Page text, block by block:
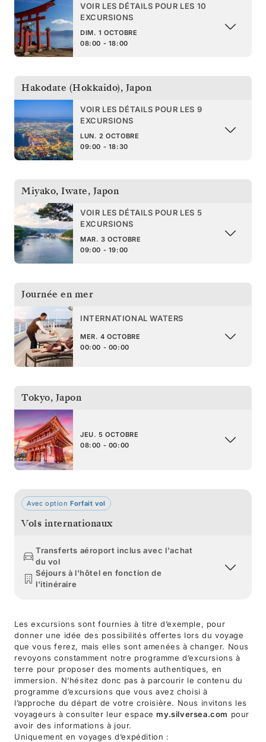
VOIR LES DÉTAILS POUR LES 10
EXCURSIONS
DIM. 1 OCTOBRE
08:00 - 18:00
Hakodate (Hokkaido), Japon
VOIR LES DÉTAILS POUR LES 9
EXCURSIONS
LUN. 2 OCTOBRE
09:00 - 18:30
Miyako, Iwate, Japon
VOIR LES DÉTAILS POUR LES 5
EXCURSIONS
MAR. 3 OCTOBRE
09:00 - 19:00
Journée en mer
INTERNATIONAL WATERS
MER. 4 OCTOBRE
00:00 - 00:00
Tokyo, Japon
JEU. 5 OCTOBRE
08:00 - 00:00
Avec option Forfait vol
Vols internationaux
Transferts aéroport inclus avec l'achat
du vol
Séjours à l'hôtel en fonction de
l'itinéraire
Les excursions sont fournies à titre d’exemple, pour
donner une idée des possibilités offertes lors du voyage
que vous ferez, mais elles sont amenées à changer. Nous
revoyons constamment notre programme d’excursions à
terre pour proposer des moments authentiques, en
immersion. N’hésitez donc pas à parcourir le contenu du
programme d’excursions que vous avez choisi à
l’approche du départ de votre croisière. Nous invitons les
voyageurs à consulter leur espacemy.silversea.com pour
avoir des informations à jour.
Uniquement en voyages d’expédition :